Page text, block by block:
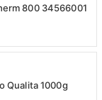
800 34566001
Qualita 1000g